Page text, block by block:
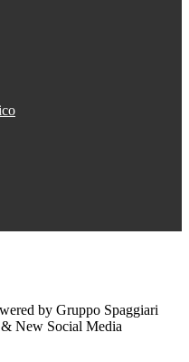
by Gruppo Spaggiari
New Social Media